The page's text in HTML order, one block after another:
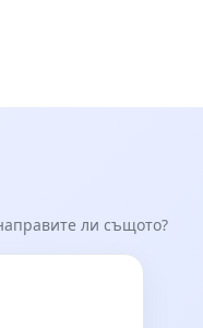
ли същото?